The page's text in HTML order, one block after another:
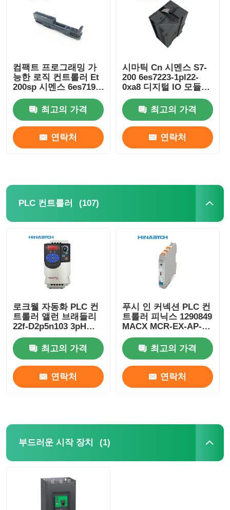
컴팩트 프로그래밍 가
능한 로직 컨트롤러 Et
200sp 시멘스 6es7193-
6bp20-0ba0
최고의 가격
연락처
시마틱 Cn 시멘스 S7-
200 6es7223-1pl22-
0xa8 디지털 IO 모듈
Em 223 S7-22X CPU
16 Di 24V DC
최고의 가격
연락처
PLC 컨트롤러 (107)
로크웰 자동화 PLC 컨
트롤러 앨런 브래들리
22f-D2p5n103 3pH
528V 0.75kw 파워플렉
스
최고의 가격
연락처
푸시 인 커넥션 PLC 컨
트롤러 피닉스 1290849
MACX MCR-EX-AP-
2T-2I-SP 컴팩트
최고의 가격
연락처
부드러운 시작 장치 (1)